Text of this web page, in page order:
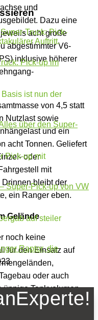
und
Dazu eine
acht große
abgestimmter V6-
inklusive höherer
von 4,5 statt
Nutzlast sowie
und ein
acht Tonnen. Geliefert
oder
mit
Drinnen bleibt der
ein Ranger eben.
Gelände
noch keine
für den Einsatz auf
oder auch
üppige Tankvolumen
Jahr 2028 ist eine
Pick-up im
über den Super-
Super-Pick-up von VW
Raptor, die